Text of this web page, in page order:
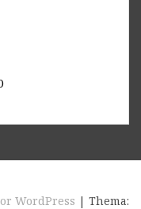
WordPress | Thema: